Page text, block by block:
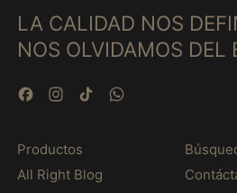
LA CALIDAD NOS
NOS OLVIDAMOS DEL
FacebookInstagram
TikTokWhatsApp
Productos
All Right Blog
Canadá (MXN $)
Catar (MXN $)
Cazaquistão (MXN
$)
Chile (MXN $)
China (MXN $)